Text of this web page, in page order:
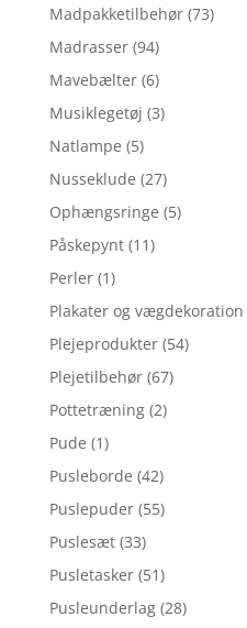
Madpakketilbehør (73)
Madrasser (94)
Mavebælter (6)
Musiklegetøj (3)
Natlampe (5)
Nusseklude (27)
Ophængsringe (5)
Påskepynt (11)
Perler (1)
Plakater og vægdekoration
Plejeprodukter (54)
Plejetilbehør (67)
Pottetræning (2)
Pude (1)
Pusleborde (42)
Puslepuder (55)
Puslesæt (33)
Pusletasker (51)
Pusleunderlag (28)